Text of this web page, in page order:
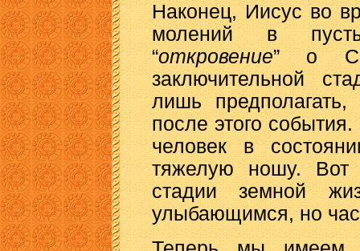
Наконец, Иисус во
молений в
“откровение” о
заключительной
лишь
после этого
человек в
тяжелую ношу. Вот
стадии земной
улыбающимся, но